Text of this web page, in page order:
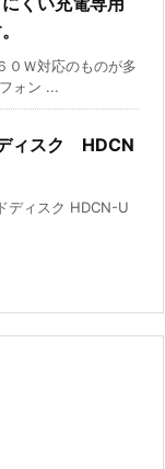
０Ｗ対応のものが多
ォン ...
ィスク HDCN
ディスク HDCN-U